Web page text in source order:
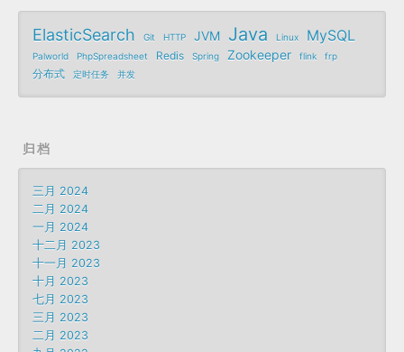
ElasticSearch Git HTTP JVM Java Linux MySQL
Palworld PhpSpreadsheet Redis Spring Zookeeper flink frp
分布式 定时任务 并发
归档
三月 2024
二月 2024
一月 2024
十二月 2023
十一月 2023
十月 2023
七月 2023
三月 2023
二月 2023